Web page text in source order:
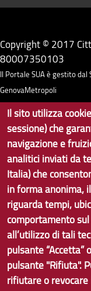
Copyright © 2017
80007350103
Il Portale SUA è gestito dal
GenovaMetropoli
Il sito utilizza
sessione) che
navigazione e
analitici inviati da
Italia) che
in forma anonima,
riguarda tempi,
comportamento
all’utilizzo di tali
pulsante
pulsante "Rifiuta".
rifiutare o revocare